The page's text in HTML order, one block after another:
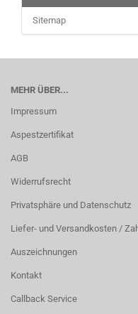
Sitemap
MEHR ÜBER...
Impressum
Aspestzertifikat
AGB
Widerrufsrecht
Privatsphäre und Datenschutz
Liefer- und Versandkosten /
Auszeichnungen
Kontakt
Callback Service